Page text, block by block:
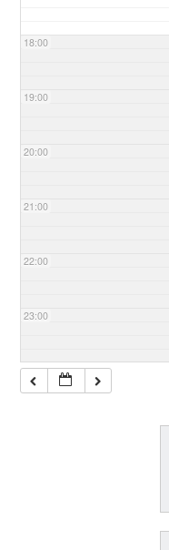
18:00
19:00
20:00
21:00
22:00
23:00